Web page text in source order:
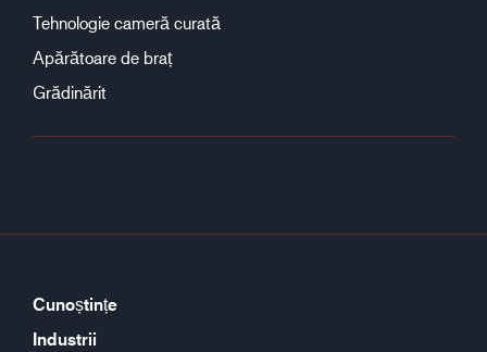
Tehnologie cameră curată
Apărătoare de braț
Grădinărit
Cunoștințe
Industrii